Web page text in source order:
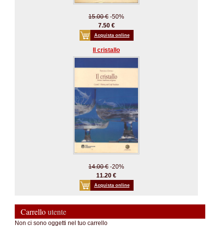
15.00 € -50%
7.50 €
Acquista online
Il cristallo
14.00 € -20%
11.20 €
Acquista online
Carrelloutente
Non ci sono oggetti nel tuo carrello